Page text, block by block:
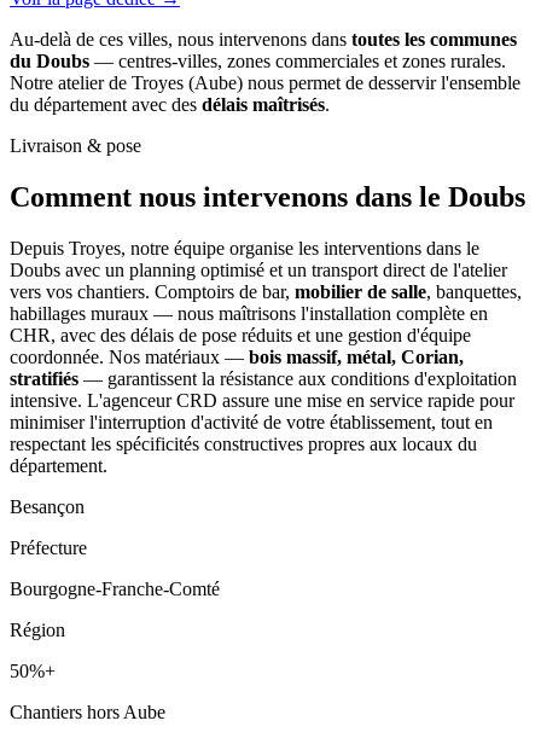
Au-delà de ces villes, nous intervenons dans toutes les communes
du Doubs — centres-villes, zones commerciales et zones rurales.
Notre atelier de Troyes (Aube) nous permet de desservir l'ensemble
du département avec des délais maîtrisés.
Livraison & pose
Comment nous intervenons dans le Doubs
Depuis Troyes, notre équipe organise les interventions dans le
Doubs avec un planning optimisé et un transport direct de l'atelier
vers vos chantiers. Comptoirs de bar, mobilier de salle, banquettes,
habillages muraux — nous maîtrisons l'installation complète en
CHR, avec des délais de pose réduits et une gestion d'équipe
coordonnée. Nos matériaux — bois massif, métal, Corian,
stratifiés — garantissent la résistance aux conditions d'exploitation
intensive. L'agenceur CRD assure une mise en service rapide pour
minimiser l'interruption d'activité de votre établissement, tout en
respectant les spécificités constructives propres aux locaux du
département.
Besançon
Préfecture
Bourgogne-Franche-Comté
Région
50%+
Chantiers hors Aube